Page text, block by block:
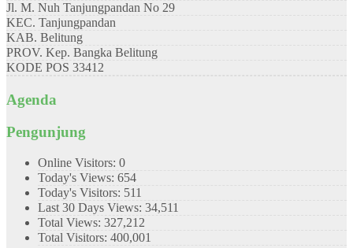
Jl. M. Nuh Tanjungpandan No 29
KEC. Tanjungpandan
KAB. Belitung
PROV. Kep. Bangka Belitung
KODE POS 33412
Agenda
Pengunjung
Online Visitors: 0
Today's Views: 654
Today's Visitors: 511
Last 30 Days Views: 34,511
Total Views: 327,212
Total Visitors: 400,001